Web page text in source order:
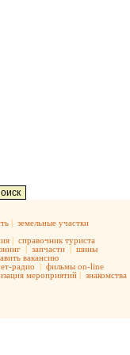
| земельные участки
| справочник туриста
| запчасти | шины
вакансию
радио | фильмы on-line
мероприятий | знакомства